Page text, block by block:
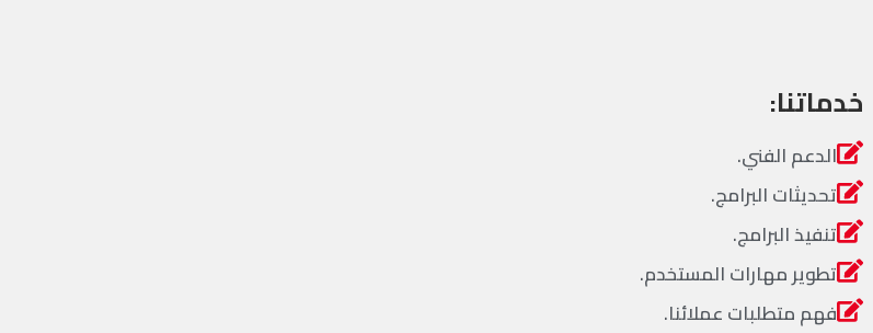
خدماتنا:
الدعم الفني.
تحديثات البرامج.
تنفيذ البرامج.
تطوير مهارات المستخدم.
فهم متطلبات عملائنا.